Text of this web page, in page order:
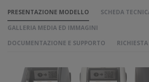
PRESENTAZIONE MODELLO
SCHEDA
GALLERIA MEDIA ED IMMAGINI
DOCUMENTAZIONE E SUPPORTO